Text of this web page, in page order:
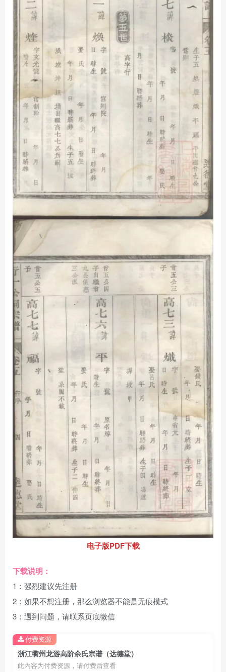
电子版PDF下载
下载说明：
1：强烈建议先注册
2：如果不想注册，那么浏览器不能是无痕模式
3：遇到问题，请联系页底微信
浙江衢州龙游高阶余氏宗谱（达德堂）
此内容为付费资源，请付费后查看
付费资源